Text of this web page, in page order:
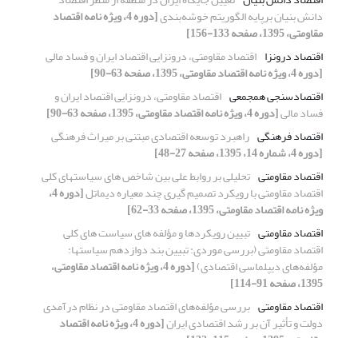
دانش بنیان برپایه الگوریتم خوشه‌بندی [دوره 4، ویژه نامه اقتصاد
مقاومتی، 1395، صفحه 133-156]
اقتصاد درونزا اقتصاد مقاومتی، درونزایی اقتصاد ایران و فساد مالی
[دوره 4، ویژه نامه اقتصاد مقاومتی، 1395، صفحه 63-90]
اقتصادسنجی همجمعی اقتصاد مقاومتی، درونزایی اقتصاد ایران و
فساد مالی[دوره 4، ویژه نامه اقتصاد مقاومتی، 1395، صفحه 63-90]
اقتصاد فرهنگی راهبرد توسعه اقتصادی مبتنی بر میراث فرهنگی
[دوره 4، شماره 14، 1395، صفحه 27-48]
اقتصاد مقاومتی تحلیلی بر روابط علی بین شاخص های سیاستهای کلی
اقتصاد مقاومتی با رویکرد تصمیم گیری چند معیاره دیماتل [دوره 4،
ویژه نامه اقتصاد مقاومتی، 1395، صفحه 33-62]
اقتصاد مقاومتی تبیین رویکردها و مؤلفه‏ های سیاست های کلی‏
اقتصاد مقاومتی (بررسی موردی: تبیین بند دوازدهم سیاست‏ها:
مؤلفه‌های دیپلماسی اقتصادی) [دوره 4، ویژه نامه اقتصاد مقاومتی،
1395، صفحه 91-114]
اقتصاد مقاومتی بررسی مؤلفه‌های اقتصاد مقاومتی در نظام درآمدی
دولت و تأثیر آن بر رشد اقتصادی ایران [دوره 4، ویژه نامه اقتصاد